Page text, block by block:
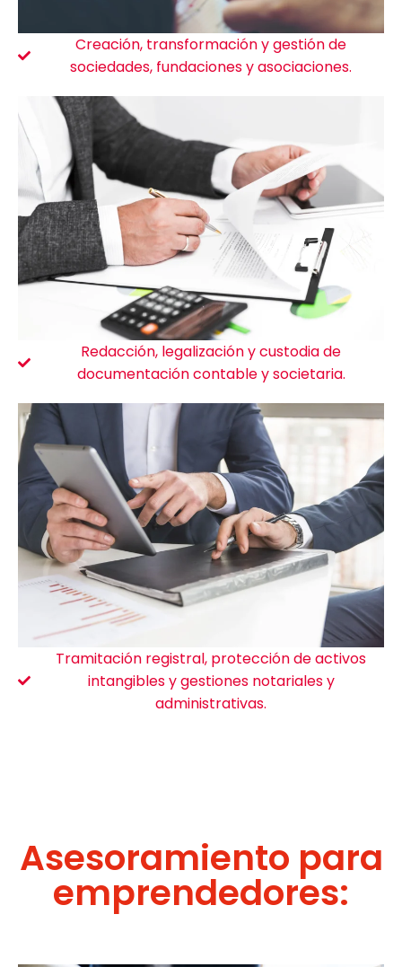
Creación, transformación y gestión de
sociedades, fundaciones y asociaciones.
Redacción, legalización y custodia de
documentación contable y societaria.
Tramitación registral, protección de activos
intangibles y gestiones notariales y
administrativas.
Asesoramiento para
emprendedores: